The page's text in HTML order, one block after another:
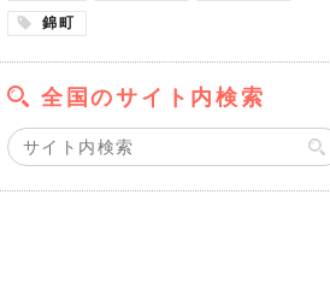
錦町
全国のサイト内検索